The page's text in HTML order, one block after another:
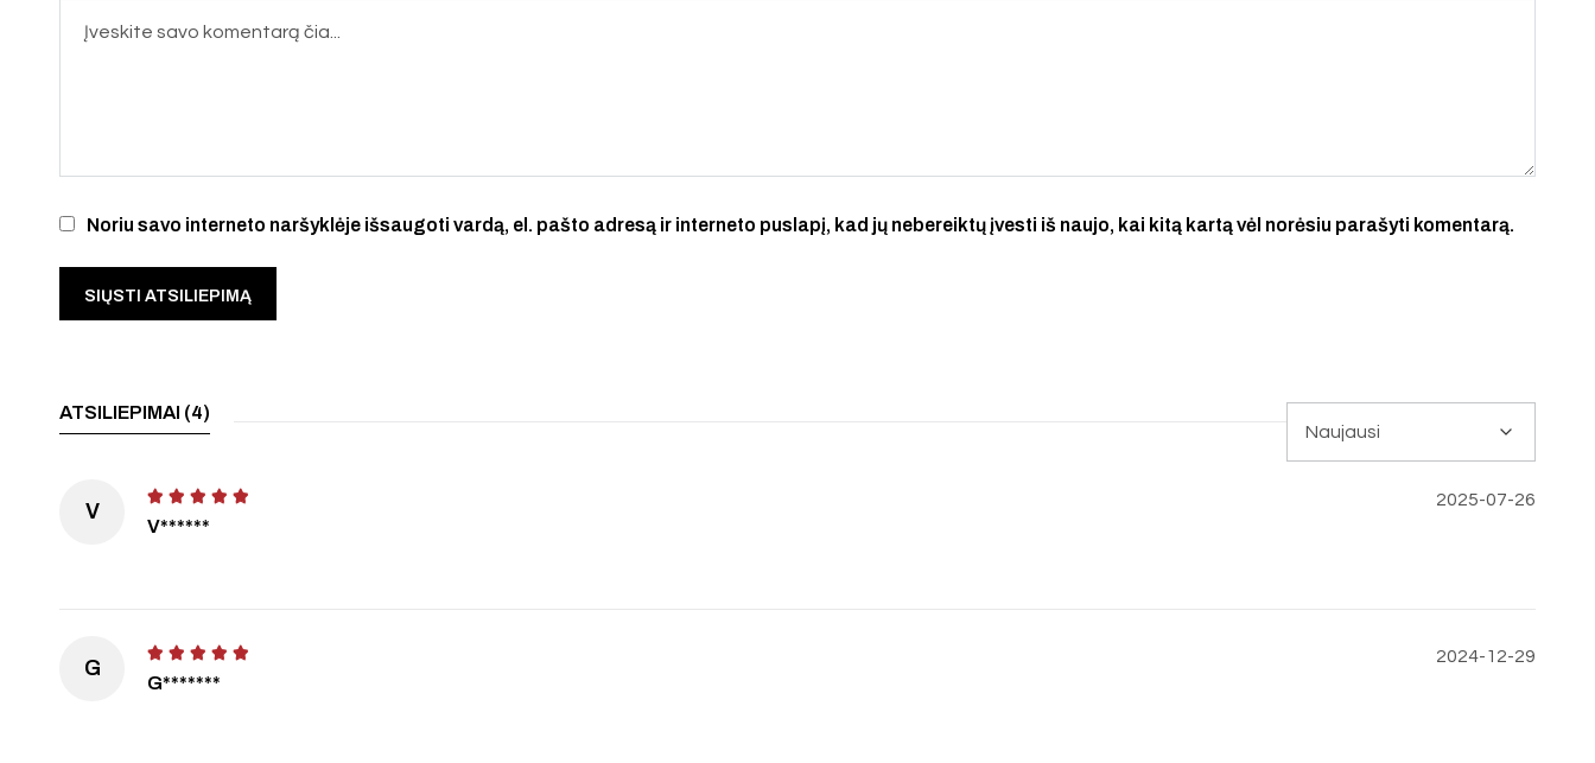
Noriu savo interneto naršyklėje išsaugoti vardą, el. pašto adresą ir interneto puslapį, kad jų nebereiktų įvesti iš naujo, kai kitą kartą vėl norėsiu parašyti komentarą.
ATSILIEPIMAI (4)
V
V******
2025-07-26
G
G*******
2024-12-29